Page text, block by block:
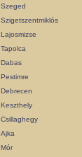
Szeged
Szigetszentmiklós
Lajosmizse
Tapolca
Dabas
Pestimre
Debrecen
Keszthely
Csillaghegy
Ajka
Mór